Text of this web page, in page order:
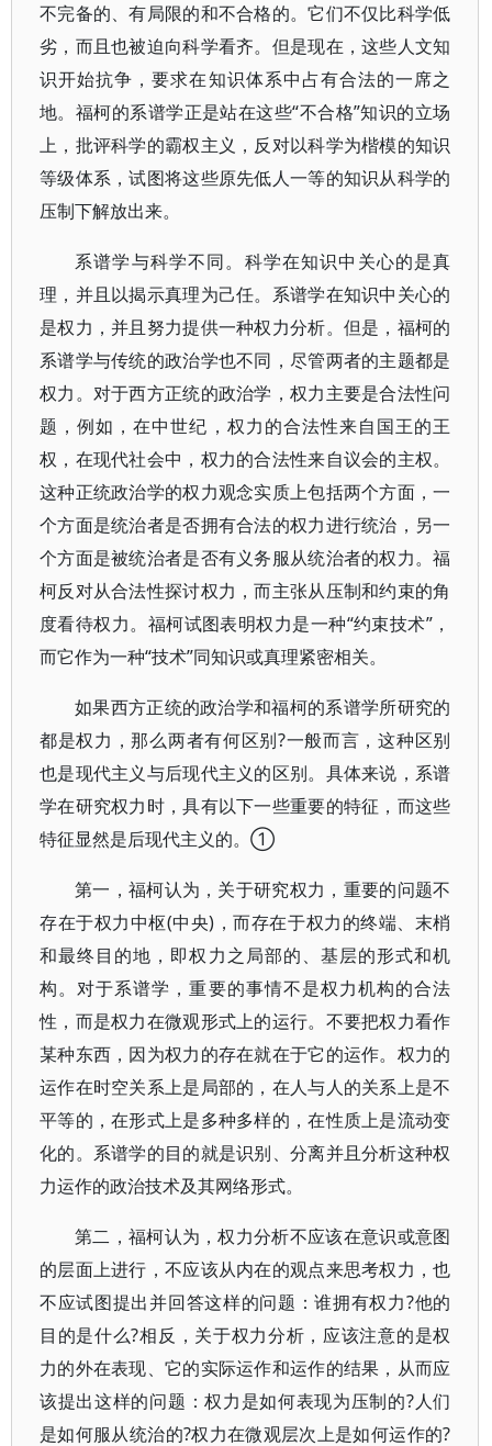
不完备的、有局限的和不合格的。它们不仅比科学低
劣，而且也被迫向科学看齐。但是现在，这些人文知
识开始抗争，要求在知识体系中占有合法的一席之
地。福柯的系谱学正是站在这些“不合格”知识的立场
上，批评科学的霸权主义，反对以科学为楷模的知识
等级体系，试图将这些原先低人一等的知识从科学的
压制下解放出来。
系谱学与科学不同。科学在知识中关心的是真
理，并且以揭示真理为己任。系谱学在知识中关心的
是权力，并且努力提供一种权力分析。但是，福柯的
系谱学与传统的政治学也不同，尽管两者的主题都是
权力。对于西方正统的政治学，权力主要是合法性问
题，例如，在中世纪，权力的合法性来自国王的王
权，在现代社会中，权力的合法性来自议会的主权。
这种正统政治学的权力观念实质上包括两个方面，一
个方面是统治者是否拥有合法的权力进行统治，另一
个方面是被统治者是否有义务服从统治者的权力。福
柯反对从合法性探讨权力，而主张从压制和约束的角
度看待权力。福柯试图表明权力是一种“约束技术”，
而它作为一种“技术”同知识或真理紧密相关。
如果西方正统的政治学和福柯的系谱学所研究的
都是权力，那么两者有何区别?一般而言，这种区别
也是现代主义与后现代主义的区别。具体来说，系谱
学在研究权力时，具有以下一些重要的特征，而这些
特征显然是后现代主义的。①
第一，福柯认为，关于研究权力，重要的问题不
存在于权力中枢(中央)，而存在于权力的终端、末梢
和最终目的地，即权力之局部的、基层的形式和机
构。对于系谱学，重要的事情不是权力机构的合法
性，而是权力在微观形式上的运行。不要把权力看作
某种东西，因为权力的存在就在于它的运作。权力的
运作在时空关系上是局部的，在人与人的关系上是不
平等的，在形式上是多种多样的，在性质上是流动变
化的。系谱学的目的就是识别、分离并且分析这种权
力运作的政治技术及其网络形式。
第二，福柯认为，权力分析不应该在意识或意图
的层面上进行，不应该从内在的观点来思考权力，也
不应试图提出并回答这样的问题：谁拥有权力?他的
目的是什么?相反，关于权力分析，应该注意的是权
力的外在表现、它的实际运作和运作的结果，从而应
该提出这样的问题：权力是如何表现为压制的?人们
是如何服从统治的?权力在微观层次上是如何运作的?